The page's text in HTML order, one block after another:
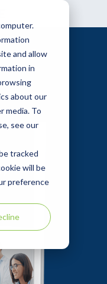
and allow
in
about our
media. To
see our
tracked
will be
preference